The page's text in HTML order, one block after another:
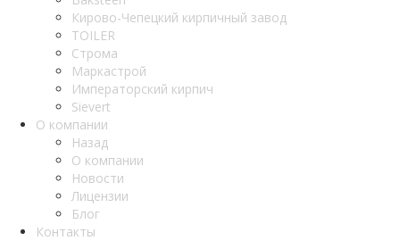
Кирово-Чепецкий кирпичный завод
TOILER
Строма
Маркастрой
Императорский кирпич
Sievert
О компании
Назад
О компании
Новости
Лицензии
Блог
Контакты